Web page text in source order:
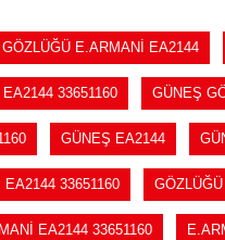
E.ARMANİ EA2144
33651160 GÜNEŞ
GÜNEŞ EA2144
33651160
EA2144 33651160